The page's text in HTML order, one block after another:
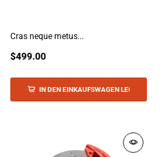
Cras neque metus...
$499.00
IN DEN EINKAUFSWAGEN LEGEN